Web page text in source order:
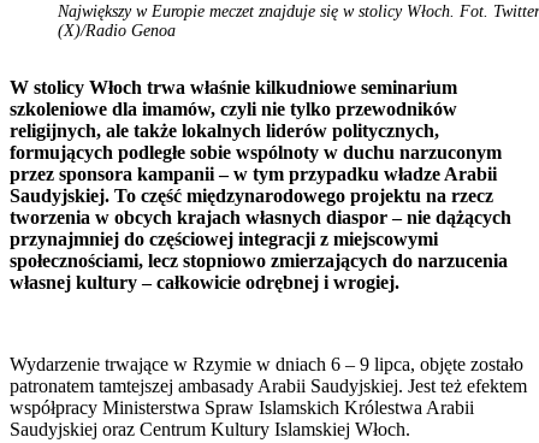
Największy w Europie meczet znajduje się w stolicy Włoch. Fot. Twitter
(X)/Radio Genoa
W stolicy Włoch trwa właśnie kilkudniowe seminarium
szkoleniowe dla imamów, czyli nie tylko przewodników
religijnych, ale także lokalnych liderów politycznych,
formujących podległe sobie wspólnoty w duchu narzuconym
przez sponsora kampanii – w tym przypadku władze Arabii
Saudyjskiej. To część międzynarodowego projektu na rzecz
tworzenia w obcych krajach własnych diaspor – nie dążących
przynajmniej do częściowej integracji z miejscowymi
społecznościami, lecz stopniowo zmierzających do narzucenia
własnej kultury – całkowicie odrębnej i wrogiej.
Wydarzenie trwające w Rzymie w dniach 6 – 9 lipca, objęte zostało
patronatem tamtejszej ambasady Arabii Saudyjskiej. Jest też efektem
współpracy Ministerstwa Spraw Islamskich Królestwa Arabii
Saudyjskiej oraz Centrum Kultury Islamskiej Włoch.